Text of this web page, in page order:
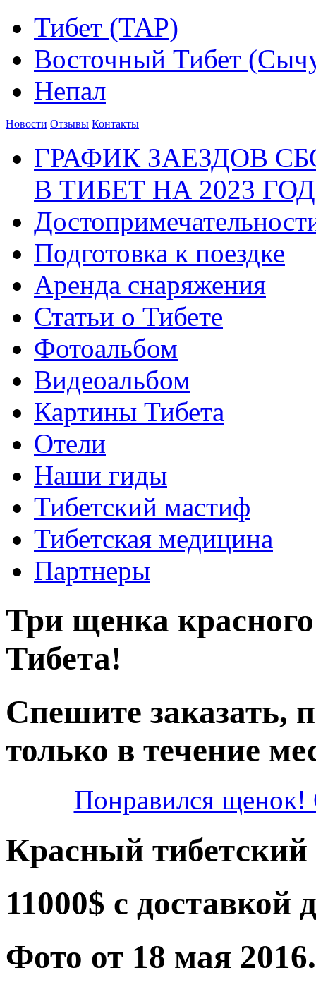
Тибет (ТАР)
Восточный Тибет
Непал
Новости Отзывы Контакты
ГРАФИК ЗАЕЗДОВ
В ТИБЕТ НА 2023 ГОД
Подготовка к поездке
Аренда снаряжения
Статьи о Тибете
Фотоальбом
Видеоальбом
Картины Тибета
Отели
Наши гиды
Тибетский мастиф
Тибетская медицина
Партнеры
Три щенка
Тибета!
Спешите заказать,
только в течение
Понравился щенок!
Красный
11000$ с
Фото от 18 мая